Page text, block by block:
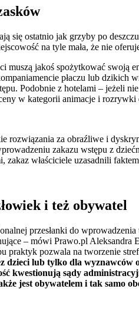
się ostatnio jak grzyby po
na tyle mała, że nie
muszą jakoś spożytkować swoją
płaczu lub
Podobnie z hotelami – jeżeli
w kategorii animacje i
rozwiązania za obraźliwe i
zakazu wstępu z
zakaz właściciele uzasadnili
i też obywatel
przesłanki do
– mówi Prawo.pl Aleksandra
praktyk pozwala na tworzenie
dzieci lub tylko dla
kwestionują sądy
jest obywatelem i tak samo